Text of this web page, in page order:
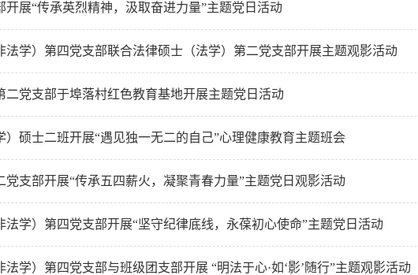
开展“传承英烈精神，汲取奋进力量”主题党日活动
法学）第四党支部联合法律硕士（法学）第二党支部开展主题观影活动
二党支部于埠落村红色教育基地开展主题党日活动
）硕士二班开展“遇见独一无二的自己”心理健康教育主题班会
党支部开展“传承五四薪火，凝聚青春力量”主题党日观影活动
法学）第四党支部开展“坚守纪律底线，永葆初心使命”主题党日活动
学）第四党支部与班级团支部开展 “明法于心·如‘影’随行”主题观影活动